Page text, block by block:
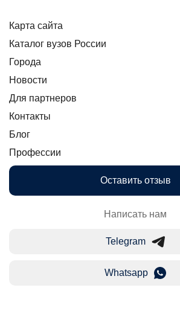
Карта сайта
Каталог вузов России
Города
Новости
Для партнеров
Контакты
Блог
Профессии
Оставить отзыв
Написать нам
Telegram
Whatsapp